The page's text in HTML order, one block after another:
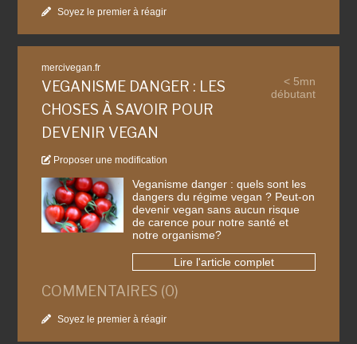
Soyez le premier à réagir
mercivegan.fr
VEGANISME DANGER : LES
CHOSES À SAVOIR POUR
DEVENIR VEGAN
Proposer une modification
< 5mn
débutant
Veganisme danger : quels sont les
dangers du régime vegan ? Peut-on
devenir vegan sans aucun risque
de carence pour notre santé et
notre organisme?
Lire l'article complet
COMMENTAIRES (0)
Soyez le premier à réagir